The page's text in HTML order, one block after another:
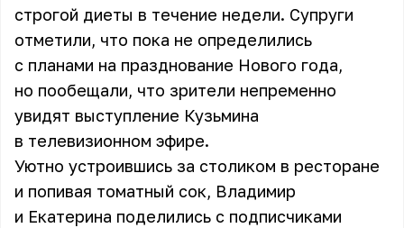
строгой диеты в течение недели. Супруги
отметили, что пока не определились
с планами на празднование Нового года,
но пообещали, что зрители непременно
увидят выступление Кузьмина
в телевизионном эфире.
Уютно устроившись за столиком в ресторане
и попивая томатный сок, Владимир
и Екатерина поделились с подписчиками